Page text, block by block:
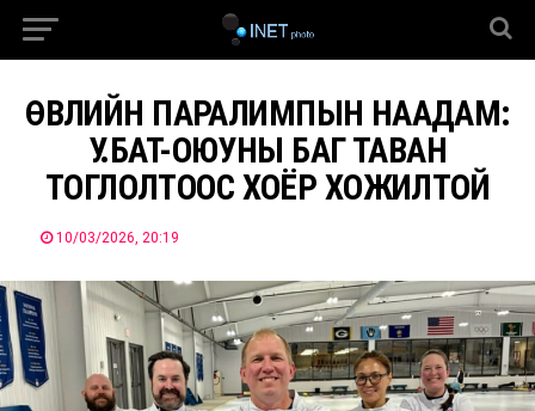
ӨВЛИЙН ПАРАЛИМПЫН НААДАМ:
У.БАТ-ОЮУНЫ БАГ ТАВАН
ТОГЛОЛТООС ХОЁР ХОЖИЛТОЙ
10/03/2026, 20:19